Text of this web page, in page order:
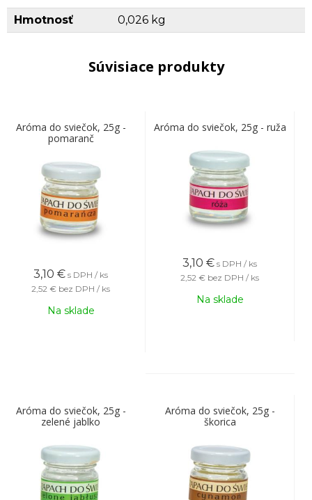
Hmotnosť 0,026 kg
Súvisiace produkty
Aróma do sviečok, 25g -
pomaranč
3,10 € s DPH / ks
2,52 € bez DPH / ks
Na sklade
Aróma do sviečok, 25g - ruža
3,10 € s DPH / ks
2,52 € bez DPH / ks
Na sklade
Aróma do sviečok, 25g -
zelené jablko
Aróma do sviečok, 25g -
škorica